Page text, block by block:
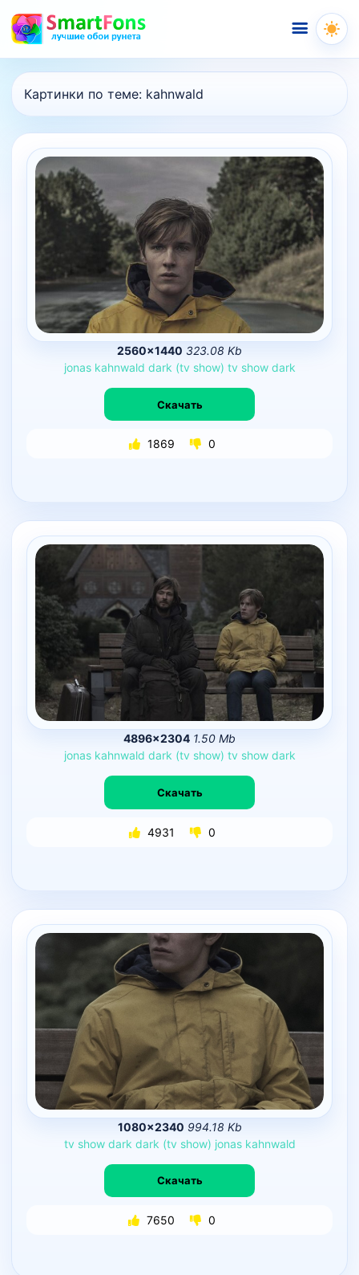
Меню
Картинки по теме: kahnwald
2560×1440 323.08 Kb
jonas kahnwald dark (tv show) tv show dark
Скачать
1869 0
4896×2304 1.50 Mb
jonas kahnwald dark (tv show) tv show dark
Скачать
4931 0
1080×2340 994.18 Kb
tv show dark dark (tv show) jonas kahnwald
Скачать
7650 0